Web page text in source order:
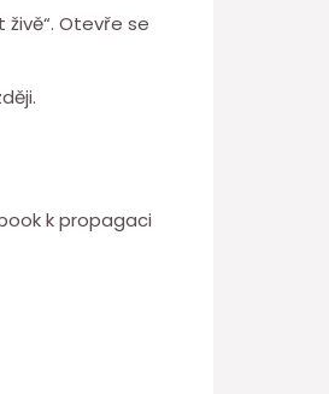
Otevře se
k propagaci